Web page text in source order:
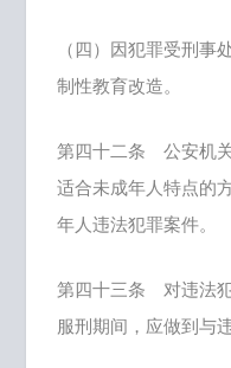
（四）因犯罪受刑事
制性教育改造。
第四十二条 公安机
适合未成年人特点的
年人违法犯罪案件。
第四十三条 对违法
服刑期间，应做到与